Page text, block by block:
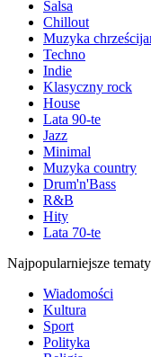
Salsa
Chillout
Muzyka
Techno
Indie
Klasyczny rock
House
Lata 90-te
Jazz
Minimal
Muzyka country
Drum'n'Bass
R&B
Hity
Lata 70-te
Najpopularniejsze tematy
Wiadomości
Kultura
Sport
Polityka